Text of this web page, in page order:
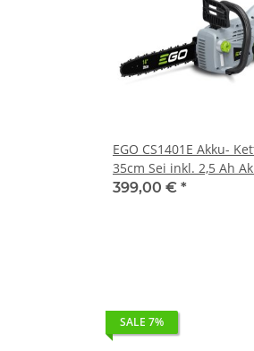
EGO CS1401E Akku-
35cm Sei inkl. 2,5 Ah
Standard-Ladegerät
399,00 € *
SALE 7%